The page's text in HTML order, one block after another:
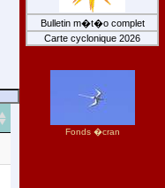
Bulletin m�t�o complet
Carte cyclonique 2026
Fonds �cran